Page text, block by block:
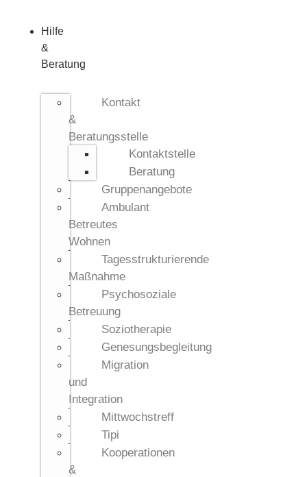
Hilfe
&
Beratung
Kontakt
&
Beratungsstelle
Kontaktstelle
Beratung
Gruppenangebote
Ambulant
Betreutes
Wohnen
Tagesstrukturierende
Maßnahme
Psychosoziale
Betreuung
Soziotherapie
Genesungsbegleitung
Migration
und
Integration
Mittwochstreff
Tipi
Kooperationen
&